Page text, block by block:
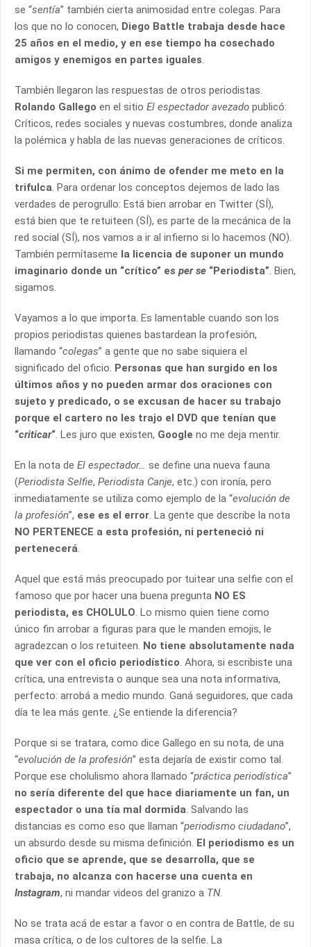
se “sentía” también cierta animosidad entre colegas. Para
los que no lo conocen, Diego Battle trabaja desde hace
25 años en el medio, y en ese tiempo ha cosechado
amigos y enemigos en partes iguales.
También llegaron las respuestas de otros periodistas.
Rolando Gallego en el sitio El espectador avezado publicó:
Críticos, redes sociales y nuevas costumbres, donde analiza
la polémica y habla de las nuevas generaciones de críticos.
Si me permiten, con ánimo de ofender me meto en la
trifulca. Para ordenar los conceptos dejemos de lado las
verdades de perogrullo: Está bien arrobar en Twitter (SÍ),
está bien que te retuiteen (SÍ), es parte de la mecánica de la
red social (SÍ), nos vamos a ir al infierno si lo hacemos (NO).
También permítaseme la licencia de suponer un mundo
imaginario donde un “crítico” es per se “Periodista”. Bien,
sigamos.
Vayamos a lo que importa. Es lamentable cuando son los
propios periodistas quienes bastardean la profesión,
llamando “colegas” a gente que no sabe siquiera el
significado del oficio. Personas que han surgido en los
últimos años y no pueden armar dos oraciones con
sujeto y predicado, o se excusan de hacer su trabajo
porque el cartero no les trajo el DVD que tenían que
“criticar“. Les juro que existen, Google no me deja mentir.
En la nota de El espectador… se define una nueva fauna
(Periodista Selfie, Periodista Canje, etc.) con ironía, pero
inmediatamente se utiliza como ejemplo de la “evolución de
la profesión”, ese es el error. La gente que describe la nota
NO PERTENECE a esta profesión, ni perteneció ni
pertenecerá.
Aquel que está más preocupado por tuitear una selfie con el
famoso que por hacer una buena pregunta NO ES
periodista, es CHOLULO. Lo mismo quien tiene como
único fin arrobar a figuras para que le manden emojis, le
agradezcan o los retuiteen. No tiene absolutamente nada
que ver con el oficio periodístico. Ahora, si escribiste una
crítica, una entrevista o aunque sea una nota informativa,
perfecto: arrobá a medio mundo. Ganá seguidores, que cada
día te lea más gente. ¿Se entiende la diferencia?
Porque si se tratara, como dice Gallego en su nota, de una
“evolución de la profesión” esta dejaría de existir como tal.
Porque ese cholulismo ahora llamado “práctica periodística”
no sería diferente del que hace diariamente un fan, un
espectador o una tía mal dormida. Salvando las
distancias es como eso que llaman “periodismo ciudadano”,
un absurdo desde su misma definición. El periodismo es un
oficio que se aprende, que se desarrolla, que se
trabaja, no alcanza con hacerse una cuenta en
Instagram, ni mandar videos del granizo a TN.
No se trata acá de estar a favor o en contra de Battle, de su
masa crítica, o de los cultores de la selfie. La